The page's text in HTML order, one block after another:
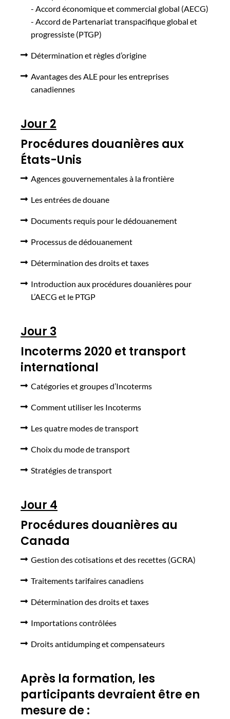
- Accord économique et commercial global (AECG)
- Accord de Partenariat transpacifique global et
progressiste (PTGP)
Détermination et règles d’origine
Avantages des ALE pour les entreprises
canadiennes
Jour 2
Procédures douanières aux
États-Unis
Agences gouvernementales à la frontière
Les entrées de douane
Documents requis pour le dédouanement
Processus de dédouanement
Détermination des droits et taxes
Introduction aux procédures douanières pour
L’AECG et le PTGP
Jour 3
Incoterms 2020 et transport
international
Catégories et groupes d’Incoterms
Comment utiliser les Incoterms
Les quatre modes de transport
Choix du mode de transport
Stratégies de transport
Jour 4
Procédures douanières au
Canada
Gestion des cotisations et des recettes (GCRA)
Traitements tarifaires canadiens
Détermination des droits et taxes
Importations contrôlées
Droits antidumping et compensateurs
Après la formation, les
participants devraient être en
mesure de :